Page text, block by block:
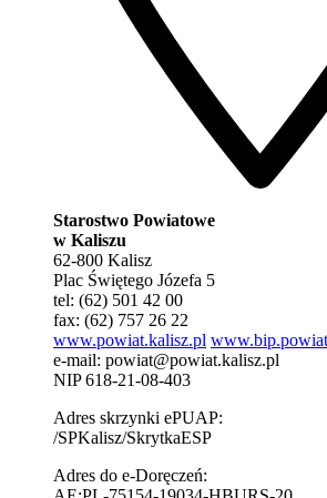
Starostwo Powiatowe
w Kaliszu
62-800 Kalisz
Plac Świętego Józefa 5
tel: (62) 501 42 00
fax: (62) 757 26 22
www.powiat.kalisz.pl
e-mail: powiat@powiat.kalisz.pl
NIP 618-21-08-403
Adres skrzynki ePUAP:
/SPKalisz/SkrytkaESP
Adres do e-Doręczeń: